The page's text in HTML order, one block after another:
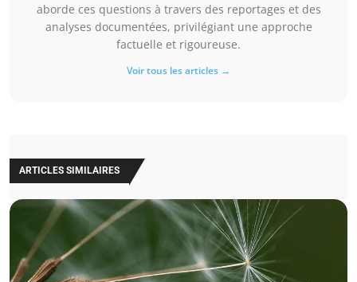
aborde ces questions à travers des reportages et des
analyses documentées, privilégiant une approche
factuelle et rigoureuse.
Voir tous les articles →
ARTICLES SIMILAIRES